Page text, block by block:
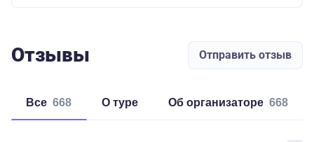
Отзывы Отправить отзыв
Все 668 о туре об организаторе 668